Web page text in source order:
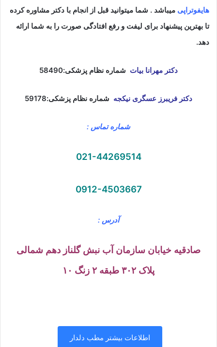
هایفوتراپی میباشد . شما میتوانید قبل از انجام با دکتر مشاوره کرده
تا بهترین پیشنهاد برای لیفت و رفع افتادگی صورت را به شما ارائه
دهد.
دکتر مهرانا بیات شماره نظام پزشکی:58490
دکتر فریبرز عسگری نیکجه شماره نظام پزشکی:59178
شماره تماس :
021-44269514
0912-4503667
آدرس :
صادقیه خیابان سازمان آب نبش گلناز دهم شمالی
پلاک ۳۰۲ طبقه ۲ زنگ ۱۰
اطلاعات بیشتر مطب دلدار